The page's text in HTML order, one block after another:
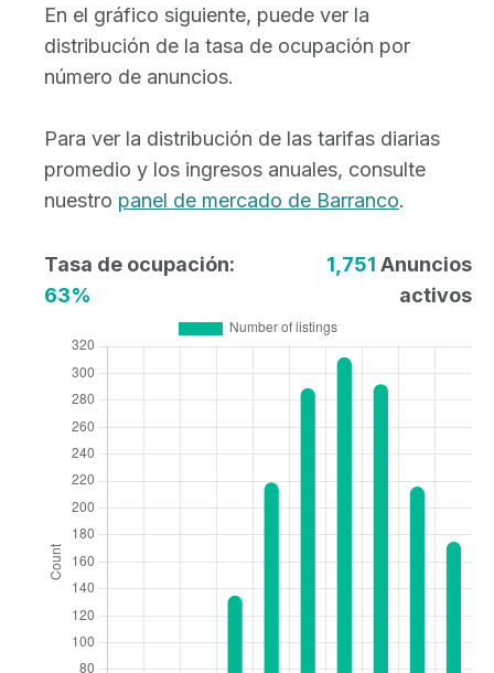
En el gráfico siguiente, puede ver la
distribución de la tasa de ocupación por
número de anuncios.
Para ver la distribución de las tarifas diarias
promedio y los ingresos anuales, consulte
nuestro panel de mercado de Barranco.
Tasa de ocupación:
63%
1,751 Anuncios
activos